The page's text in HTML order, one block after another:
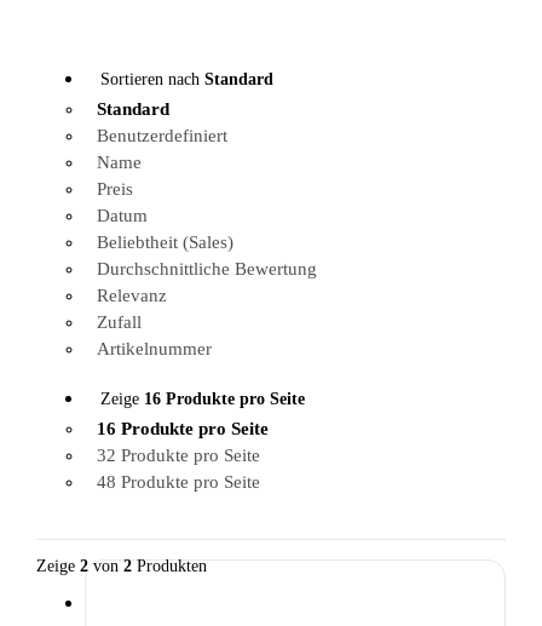
Sortieren nach Standard
Standard
Benutzerdefiniert
Name
Preis
Datum
Beliebtheit (Sales)
Durchschnittliche Bewertung
Relevanz
Zufall
Artikelnummer
Zeige 16 Produkte pro Seite
16 Produkte pro Seite
32 Produkte pro Seite
48 Produkte pro Seite
Zeige 2von2Produkten